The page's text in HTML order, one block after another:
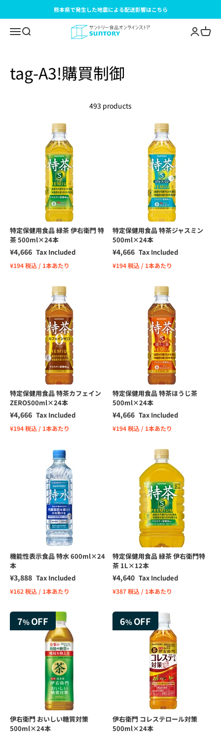
熊本県で発生した地震による配送影響はこちら
Open navigation menu
Open search サントリー食品オンラインストア OpenOpen
493 products
特定保健用食品 緑茶 伊右衛門 特
茶 500ml×24本
Sale price
¥4,666 Tax Included
¥194 税込 / 1本あたり
特定保健用食品 特茶ジャスミン
500ml×24本
Sale price
¥4,666 Tax Included
¥194 税込 / 1本あたり
特定保健用食品 特茶カフェイン
ZERO500ml×24本
Sale price
¥4,666 Tax Included
¥194 税込 / 1本あたり
特定保健用食品 特茶ほうじ茶
500ml×24本
Sale price
¥4,666 Tax Included
¥194 税込 / 1本あたり
機能性表示食品 特水 600ml×24
本
Sale price
¥3,888 Tax Included
¥162 税込 / 1本あたり
特定保健用食品 緑茶 伊右衛門特
茶 1L×12本
Sale price
¥4,640 Tax Included
¥387 税込 / 1本あたり
7%OFF
伊右衛門 おいしい糖質対策
500ml×24本
6%OFF
伊右衛門 コレステロール対策
500ml×24本